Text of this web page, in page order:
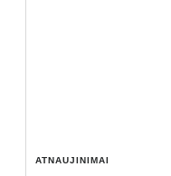
ATNAUJINIMAI